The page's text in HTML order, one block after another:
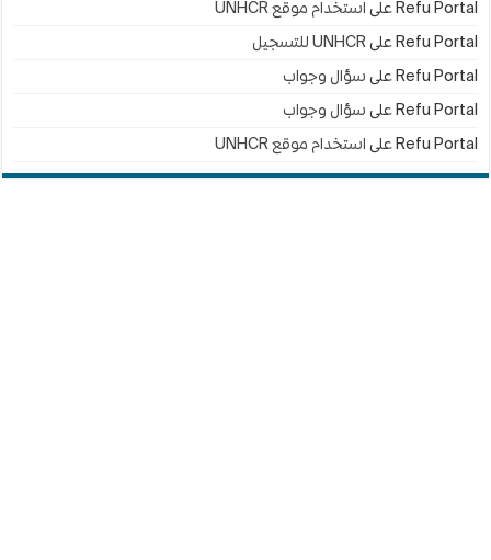
Refu Portal على استخدام موقع UNHCR
Refu Portal على UNHCR للتسجيل
Refu Portal على سؤال وجواب
Refu Portal على سؤال وجواب
Refu Portal على استخدام موقع UNHCR